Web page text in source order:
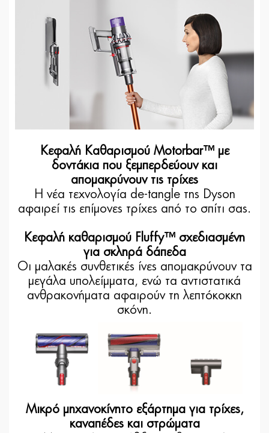
Κεφαλή Καθαρισμού Motorbar™ με
δοντάκια που ξεμπερδεύουν και
απομακρύνουν τις τρίχες
Η νέα τεχνολογία de-tangle της Dyson
αφαιρεί τις επίμονες τρίχες από το σπίτι σας.
Κεφαλή καθαρισμού Fluffy™ σχεδιασμένη
για σκληρά δάπεδα
Οι μαλακές συνθετικές ίνες απομακρύνουν τα
μεγάλα υπολείμματα, ενώ τα αντιστατικά
ανθρακονήματα αφαιρούν τη λεπτόκοκκη
σκόνη.
Μικρό μηχανοκίνητο εξάρτημα για τρίχες,
καναπέδες και στρώματα